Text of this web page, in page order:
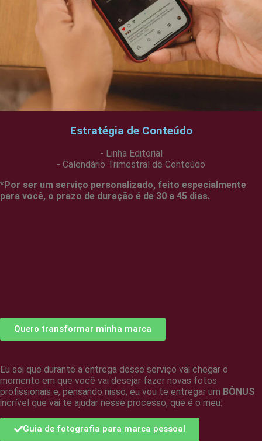
Estratégia de Conteúdo
- Linha Editorial
- Calendário Trimestral de Conteúdo
*Por ser um serviço personalizado, feito especialmente
para você, o prazo de duração é de 30 a 45 dias.
Quero transformar minha marca
Eu sei que durante a entrega desse serviço vai chegar o
momento em que você vai desejar fazer novas fotos
profissionais e, pensando nisso, eu vou te entregar um BÔNUS
incrível que vai te ajudar nesse processo, que é o meu:
Guia de fotografia para marca pessoal